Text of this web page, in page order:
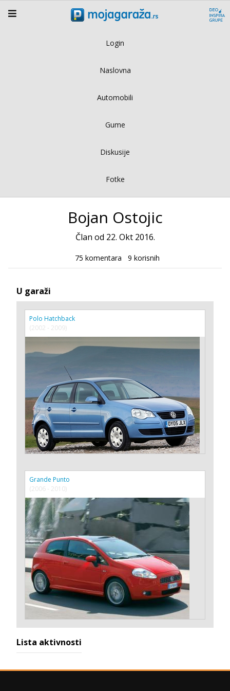
Login
Naslovna
Automobili
Gume
Diskusije
Fotke
Bojan Ostojic
Član od 22. Okt 2016.
75 komentara 9 korisnih
U garaži
Polo Hatchback
(2002 - 2009)
Grande Punto
(2006 - 2010)
Lista aktivnosti